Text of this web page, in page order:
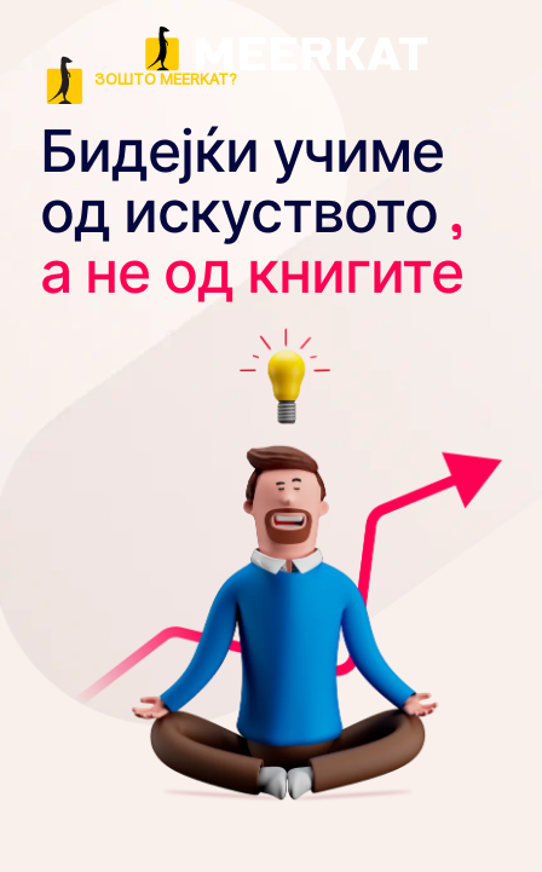
ЗОШТО MEERKAT?
Бидејќи учиме
од искуството,
а не од книгите